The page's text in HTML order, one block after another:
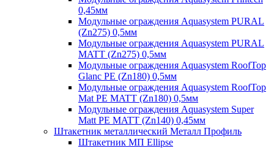
0,45мм
Модульные ограждения Aquasystem PURAL
(Zn275) 0,5мм
Модульные ограждения Aquasystem PURAL
MATT (Zn275) 0,5мм
Модульные ограждения Aquasystem RoofTop
Glanc PE (Zn180) 0,5мм
Модульные ограждения Aquasystem RoofTop
Mat PE MATT (Zn180) 0,5мм
Модульные ограждения Aquasystem Super
Matt PE MATT (Zn140) 0,45мм
Штакетник металлический Металл Профиль
Штакетник МП Ellipse